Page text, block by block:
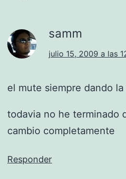
samm
julio 15, 2009 a las
el mute siempre dando
todavia no he terminado
cambio completamente
Responder